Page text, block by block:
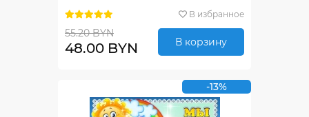
В избранное
55.20 BYN
48.00 BYN В корзину
-13%